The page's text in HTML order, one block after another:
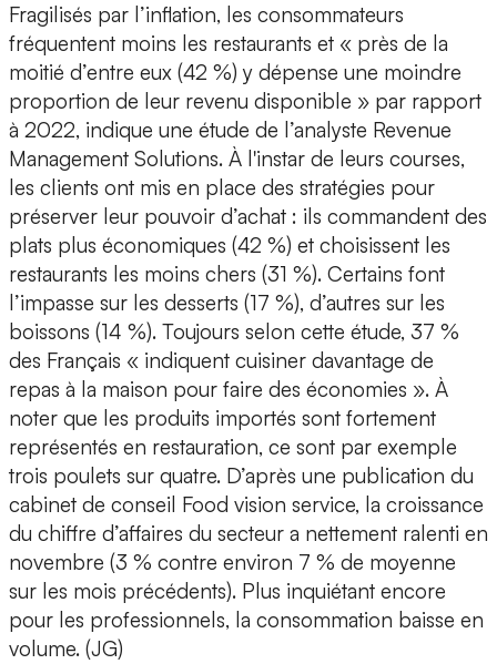
Fragilisés par l’inflation, les consommateurs
fréquentent moins les restaurants et « près de la
moitié d’entre eux (42 %) y dépense une moindre
proportion de leur revenu disponible » par rapport
à 2022, indique une étude de l’analyste Revenue
Management Solutions. À l'instar de leurs courses,
les clients ont mis en place des stratégies pour
préserver leur pouvoir d’achat : ils commandent des
plats plus économiques (42 %) et choisissent les
restaurants les moins chers (31 %). Certains font
l’impasse sur les desserts (17 %), d’autres sur les
boissons (14 %). Toujours selon cette étude, 37 %
des Français « indiquent cuisiner davantage de
repas à la maison pour faire des économies ». À
noter que les produits importés sont fortement
représentés en restauration, ce sont par exemple
trois poulets sur quatre. D’après une publication du
cabinet de conseil Food vision service, la croissance
du chiffre d’affaires du secteur a nettement ralenti en
novembre (3 % contre environ 7 % de moyenne
sur les mois précédents). Plus inquiétant encore
pour les professionnels, la consommation baisse en
volume. (JG)